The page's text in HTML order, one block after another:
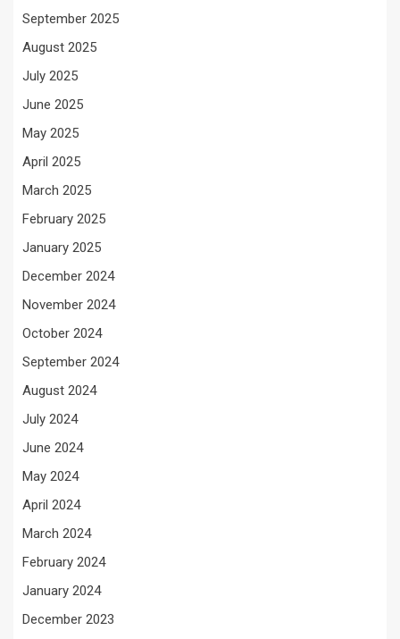
September 2025
August 2025
July 2025
June 2025
May 2025
April 2025
March 2025
February 2025
January 2025
December 2024
November 2024
October 2024
September 2024
August 2024
July 2024
June 2024
May 2024
April 2024
March 2024
February 2024
January 2024
December 2023